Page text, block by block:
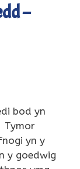
–
bod yn
Tymor
yn y
y goedwig